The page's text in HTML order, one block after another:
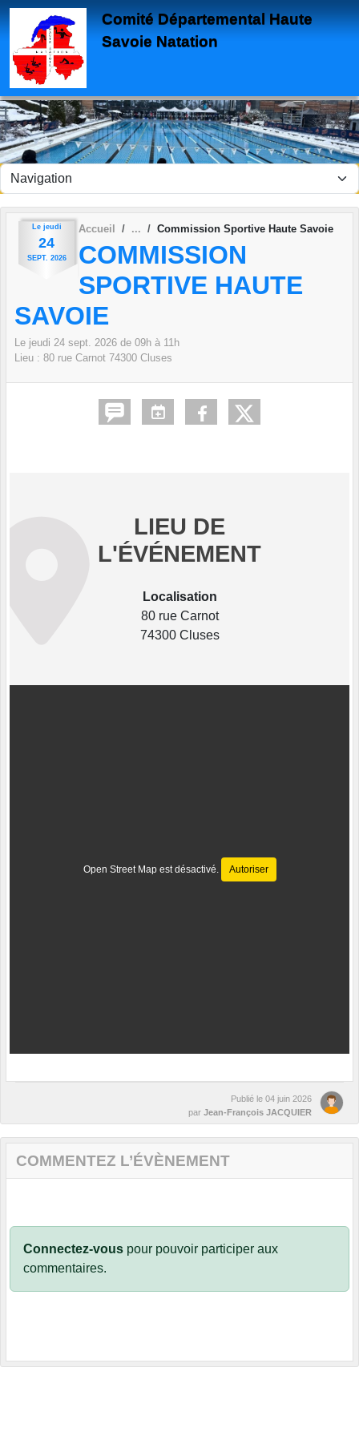
Comité Départemental Haute
Savoie Natation
Le jeudi
24
SEPT. 2026
Accueil Commission Sportive Haute Savoie
COMMISSION
SPORTIVE HAUTE
SAVOIE
Le jeudi 24 sept. 2026 de 09h à 11h
Lieu : 80 rue Carnot 74300 Cluses
LIEU DE
L'ÉVÉNEMENT
Localisation
80 rue Carnot
74300 Cluses
Open Street Map est désactivé. Autoriser
Publié le 04 juin 2026
par Jean-François JACQUIER
COMMENTEZ L’ÉVÈNEMENT
Connectez-vous pour pouvoir participer aux
commentaires.
Panneau de gestion des cookies